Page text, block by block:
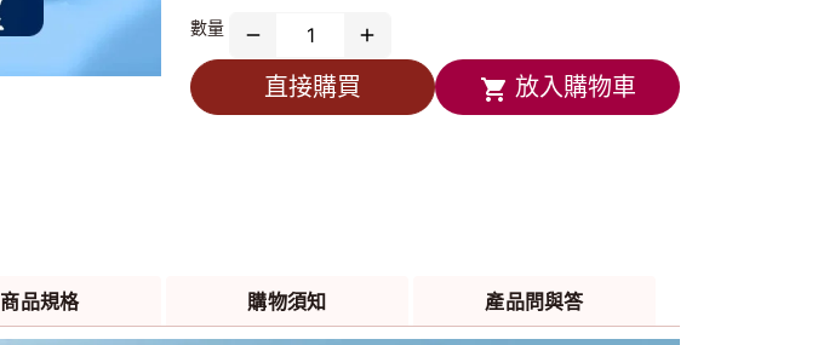
✨ 精神體力 + 關鍵靈活 ＝ 2合1全面升級！
❓ 只靠葡萄糖胺？還不夠！
✅ 鈣質補充 × ✅增強體力 × ✅滋補強身
適用族群：🌱少男少女發育期者 ｜ 💖 保健養生者 ｜
適合對象：少男少女發育期者、ㄧ般保養養生者、
喜好登山健走及運動者、勞力工作者、銀髮族。
數量
直接購買 放入購物車
商品規格 購物須知 產品問與答